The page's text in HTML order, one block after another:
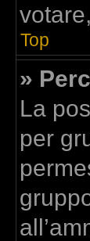
Top
»
La
per